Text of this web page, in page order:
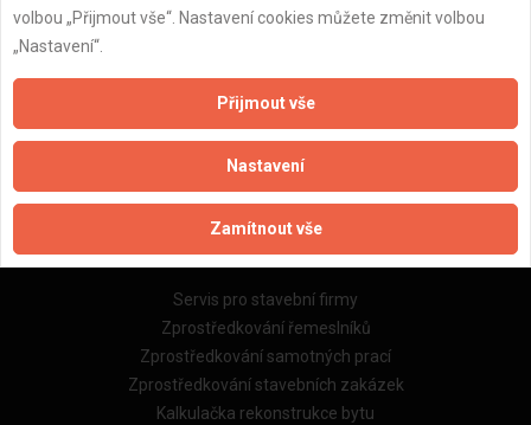
Naše firmy a řemeslníci
Zásady pro používání souborů cookie
Obchodní podmínky (zprostředkování)
Obchodní podmínky (rozpočtování)
Reference
Naše excelové tabulky online
Naše služby
Servis pro stavební firmy
Zprostředkování řemeslníků
Zprostředkování samotných prací
Zprostředkování stavebních zakázek
Kalkulačka rekonstrukce bytu
volbou „Přijmout vše“. Nastavení cookies můžete změnit volbou
„Nastavení“.
Přijmout vše
Nastavení
Zamítnout vše